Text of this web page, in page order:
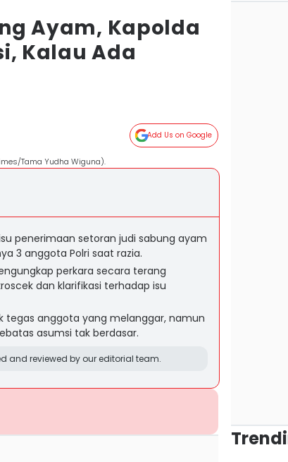
Ayam, Kapolda
Kalau Ada
Add Us on Google
Tama Yudha Wiguna).
penerimaan setoran judi sabung ayam
3 anggota Polri saat razia.
perkara secara terang
dan klarifikasi terhadap isu
tegas anggota yang melanggar, namun
asumsi tak berdasar.
and reviewed by our editorial team.